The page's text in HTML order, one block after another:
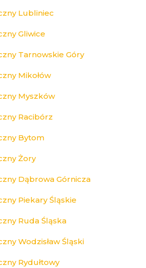
Lubliniec
Gliwice
Tarnowskie Góry
Mikołów
Myszków
Racibórz
Bytom
Żory
Dąbrowa Górnicza
Piekary Śląskie
Ruda Śląska
Wodzisław Śląski
Rydułtowy